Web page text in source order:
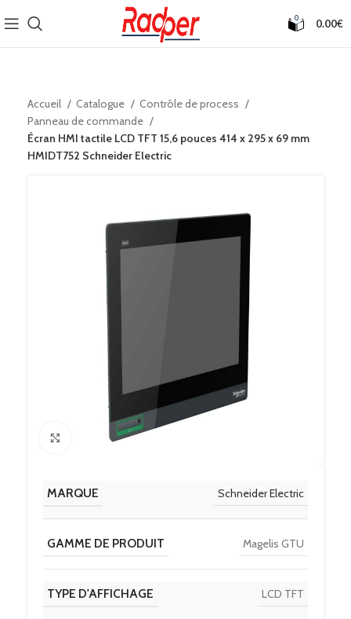
0 0.00€
Accueil Catalogue
Contrôle de process
Panneau de commande
Écran HMI tactile LCD TFT 15,6 pouces 414 x 295 x 69 mm
HMIDT752 Schneider Electric
Click to enlarge
MARQUE Schneider Electric
GAMME DE PRODUIT Magelis GTU
TYPE D'AFFICHAGE LCD TFT